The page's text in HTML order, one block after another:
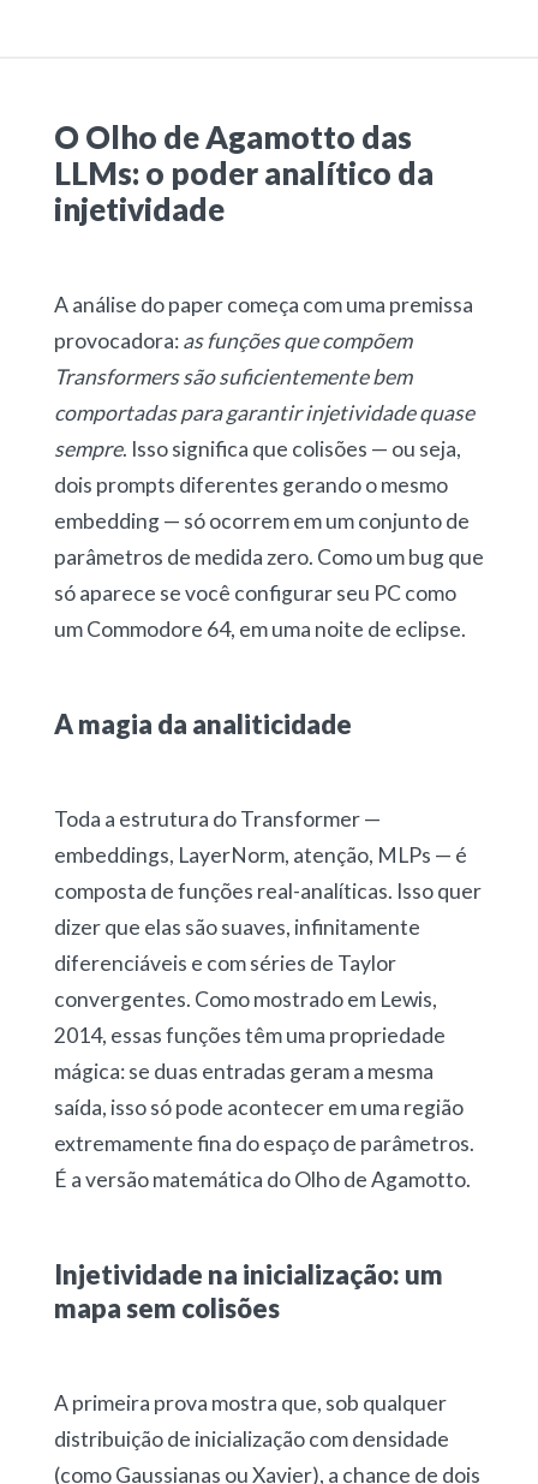
O Olho de Agamotto das
LLMs: o poder analítico da
injetividade
A análise do paper começa com uma premissa
provocadora:as funções que compõem
Transformers são suficientemente bem
comportadas para garantir injetividade quase
sempre. Isso significa que colisões — ou seja,
dois prompts diferentes gerando o mesmo
embedding — só ocorrem em um conjunto de
parâmetros de medida zero. Como um bug que
só aparece se você configurar seu PC como
um Commodore 64, em uma noite de eclipse.
A magia da analiticidade
Toda a estrutura do Transformer —
embeddings, LayerNorm, atenção, MLPs — é
composta de funções real-analíticas. Isso quer
dizer que elas são suaves, infinitamente
diferenciáveis e com séries de Taylor
convergentes. Como mostrado em Lewis,
2014, essas funções têm uma propriedade
mágica: se duas entradas geram a mesma
saída, isso só pode acontecer em uma região
extremamente fina do espaço de parâmetros.
É a versão matemática do Olho de Agamotto.
Injetividade na inicialização: um
mapa sem colisões
A primeira prova mostra que, sob qualquer
distribuição de inicialização com densidade
(como Gaussianas ou Xavier), a chance de dois